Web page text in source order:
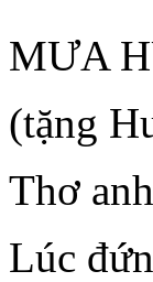
MƯA
(tặng
Thơ
Lúc